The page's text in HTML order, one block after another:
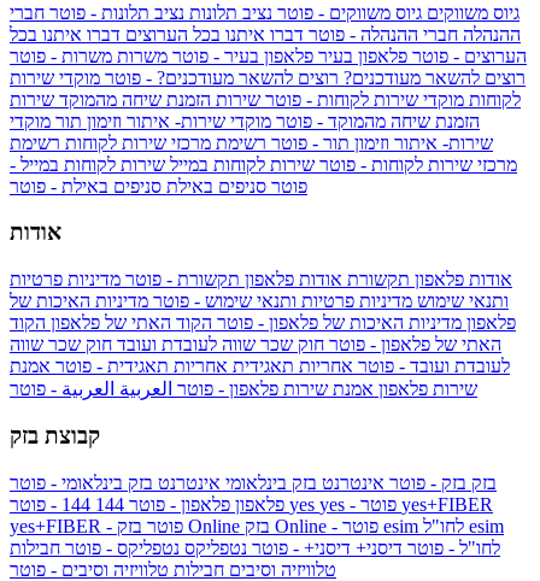
גיוס משווקים גיוס משווקים - פוטר נציב תלונות נציב תלונות - פוטר חברי
ההנהלה חברי ההנהלה - פוטר דברו איתנו בכל הערוצים דברו איתנו בכל
הערוצים - פוטר פלאפון בעיר פלאפון בעיר - פוטר משרות משרות - פוטר
רוצים להשאר מעודכנים? רוצים להשאר מעודכנים? - פוטר מוקדי שירות
לקוחות מוקדי שירות לקוחות - פוטר שירות הזמנת שיחה מהמוקד שירות
הזמנת שיחה מהמוקד - פוטר מוקדי שירות- איתור וזימון תור מוקדי
שירות- איתור וזימון תור - פוטר רשימת מרכזי שירות לקוחות רשימת
מרכזי שירות לקוחות - פוטר שירות לקוחות במייל שירות לקוחות במייל -
פוטר סניפים באילת סניפים באילת - פוטר
אודות
אודות פלאפון תקשורת אודות פלאפון תקשורת - פוטר מדיניות פרטיות
ותנאי שימוש מדיניות פרטיות ותנאי שימוש - פוטר מדיניות האיכות של
פלאפון מדיניות האיכות של פלאפון - פוטר הקוד האתי של פלאפון הקוד
האתי של פלאפון - פוטר חוק שכר שווה לעובדת ועובד חוק שכר שווה
לעובדת ועובד - פוטר אחריות תאגידית אחריות תאגידית - פוטר אמנת
שירות פלאפון אמנת שירות פלאפון - פוטר العربية العربية - פוטר
קבוצת בזק
בזק בזק - פוטר אינטרנט בזק בינלאומי אינטרנט בזק בינלאומי - פוטר
פלאפון פלאפון - פוטר 144 yes
yes+FIBER
yes+FIBER - פוטר בזק Online
esim
לחו"ל - פוטר דיסני+ דיסני+ - פוטר נטפליקס נטפליקס - פוטר חבילות
טלוויזיה וסיבים חבילות טלוויזיה וסיבים - פוטר